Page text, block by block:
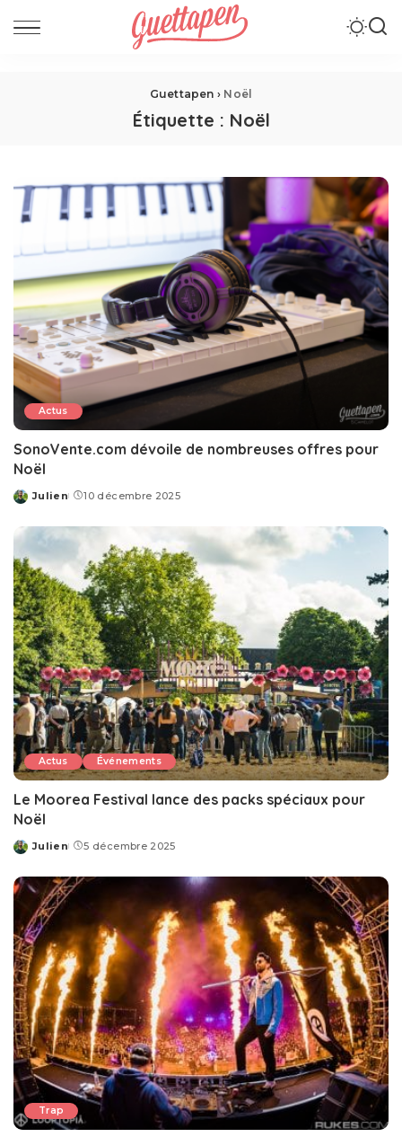
Guettapen › Noël
Étiquette : Noël
Actus
SonoVente.com dévoile de nombreuses offres pour
Noël
Posted
Julien 10 décembre 2025
Actus Événements
Le Moorea Festival lance des packs spéciaux pour
Noël
Posted
Julien 5 décembre 2025
Trap